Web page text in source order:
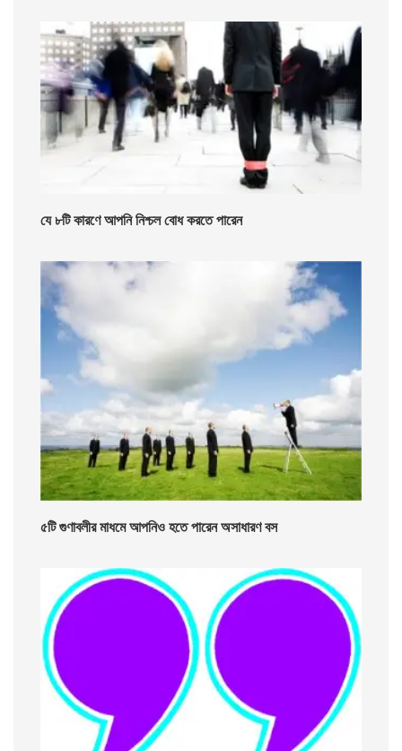
যে ৮টি কারণে আপনি নিশ্চল বোধ করতে পারেন
৫টি গুণাবলীর মাধমে আপনিও হতে পারেন অসাধারণ বস